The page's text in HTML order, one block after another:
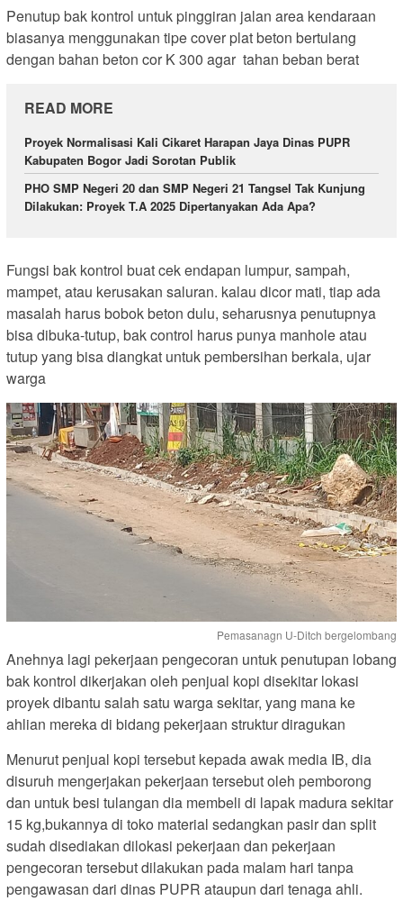
Penutup bak kontrol untuk pinggiran jalan area kendaraan
biasanya menggunakan tipe cover plat beton bertulang
dengan bahan beton cor K 300 agar tahan beban berat
READ MORE
Proyek Normalisasi Kali Cikaret Harapan Jaya Dinas PUPR
Kabupaten Bogor Jadi Sorotan Publik
PHO SMP Negeri 20 dan SMP Negeri 21 Tangsel Tak Kunjung
Dilakukan: Proyek T.A 2025 Dipertanyakan Ada Apa?
Fungsi bak kontrol buat cek endapan lumpur, sampah,
mampet, atau kerusakan saluran. kalau dicor mati, tiap ada
masalah harus bobok beton dulu, seharusnya penutupnya
bisa dibuka-tutup, bak control harus punya manhole atau
tutup yang bisa diangkat untuk pembersihan berkala, ujar
warga
Pemasanagn U-Ditch bergelombang
Anehnya lagi pekerjaan pengecoran untuk penutupan lobang
bak kontrol dikerjakan oleh penjual kopi disekitar lokasi
proyek dibantu salah satu warga sekitar, yang mana ke
ahlian mereka di bidang pekerjaan struktur diragukan
Menurut penjual kopi tersebut kepada awak media IB, dia
disuruh mengerjakan pekerjaan tersebut oleh pemborong
dan untuk besi tulangan dia membeli di lapak madura sekitar
15 kg,bukannya di toko material sedangkan pasir dan split
sudah disediakan dilokasi pekerjaan dan pekerjaan
pengecoran tersebut dilakukan pada malam hari tanpa
pengawasan dari dinas PUPR ataupun dari tenaga ahli.